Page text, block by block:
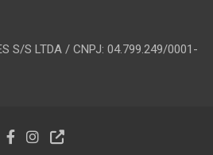
S/S LTDA / CNPJ: 04.799.249/0001-